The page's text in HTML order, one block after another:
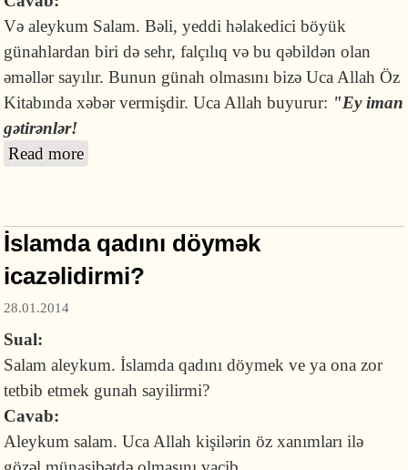
Və aleykum Salam. Bəli, yeddi həlakedici böyük
günahlardan biri də sehr, falçılıq və bu qəbildən olan
əməllər sayılır. Bunun günah olmasını bizə Uca Allah Öz
Kitabında xəbər vermişdir. Uca Allah buyurur: "Eyiman
gətirənlər!
Read more
İslamda qadını döymək
icazəlidirmi?
28.01.2014
Sual:
Salam aleykum. İslamda qadını döymek ve ya ona zor
tetbib etmek gunah sayilirmi?
Cavab:
Aleykum salam. Uca Allah kişilərin öz xanımları ilə